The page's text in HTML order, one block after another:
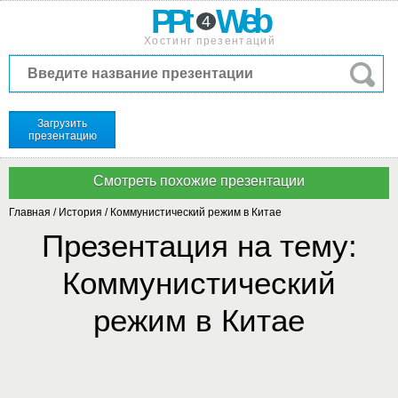
PPt 4 Web
Хостинг презентаций
Загрузить
презентацию
Главная / История / Коммунистический режим в Китае
Презентация на тему:
Коммунистический
режим в Китае